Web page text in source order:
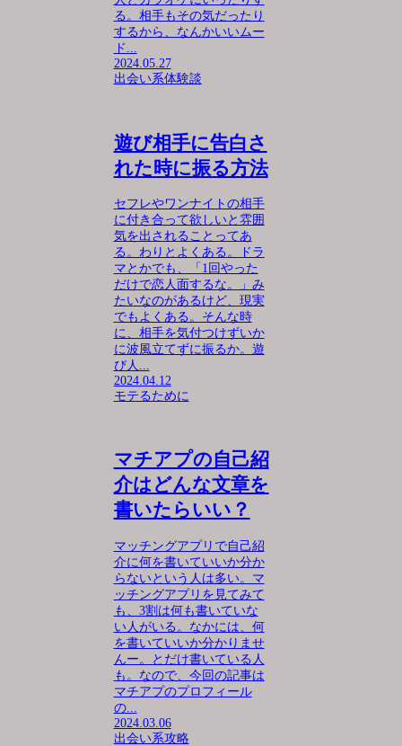
る。相手もその気だったり
するから、なんかいいムー
ド...
2024.05.27
出会い系体験談
遊び相手に告白さ
れた時に振る方法
セフレやワンナイトの相手
に付き合って欲しいと雰囲
気を出されることってあ
る。わりとよくある。ドラ
マとかでも、「1回やった
だけで恋人面するな。」み
たいなのがあるけど、現実
でもよくある。そんな時
に、相手を気付つけずいか
に波風立てずに振るか。遊
び人...
2024.04.12
モテるために
マチアプの自己紹
介はどんな文章を
書いたらいい？
マッチングアプリで自己紹
介に何を書いていいか分か
らないという人は多い。マ
ッチングアプリを見てみて
も、3割は何も書いていな
い人がいる。なかには、何
を書いていいか分かりませ
んー。とだけ書いている人
も。なので、今回の記事は
マチアプのプロフィール
の...
2024.03.06
出会い系攻略